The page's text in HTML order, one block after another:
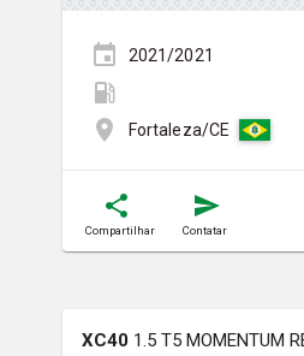
2021/2021
Fortaleza/CE
Compartilhar Contatar
XC40 1.5 T5 MOMENTUM